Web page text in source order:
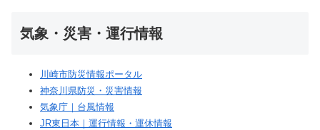
気象・災害・運行情報
川崎市防災情報ポータル
神奈川県防災・災害情報
気象庁｜台風情報
JR東日本｜運行情報・運休情報